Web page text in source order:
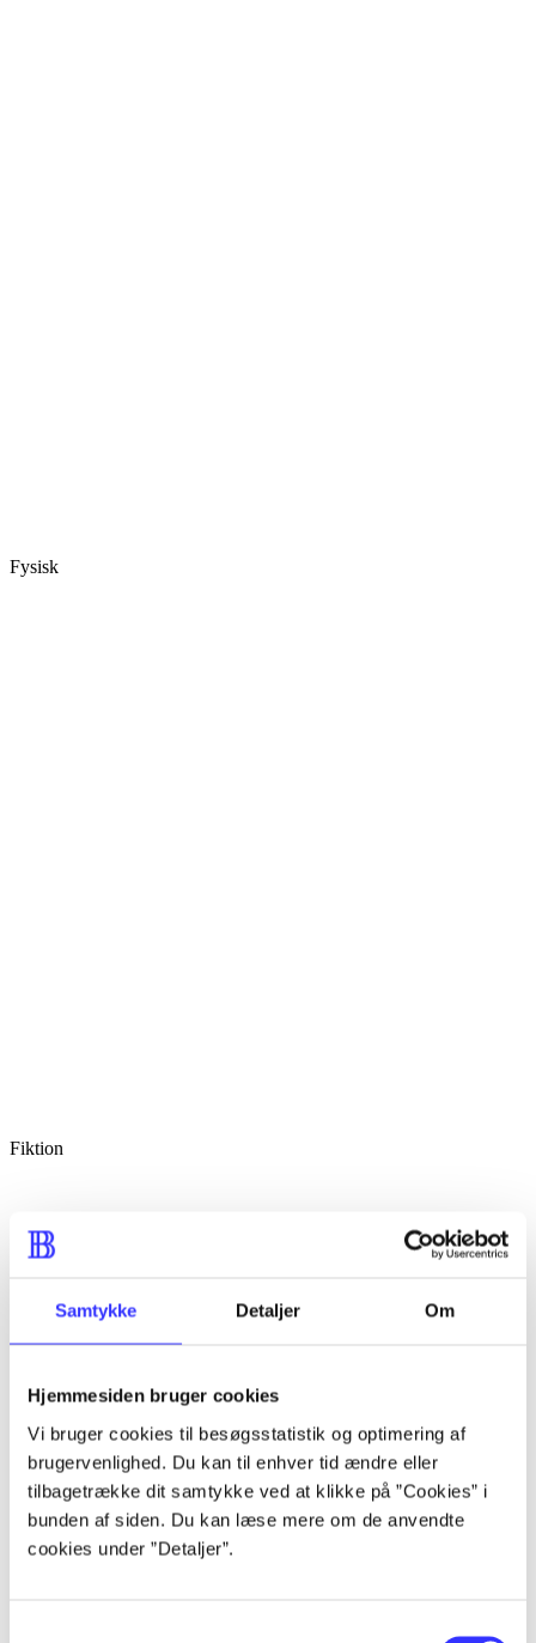
Samtykke Detaljer Om
Hjemmesiden bruger cookies
Vi bruger cookies til besøgsstatistik og optimering af
brugervenlighed. Du kan til enhver tid ændre eller
tilbagetrække dit samtykke ved at klikke på ”Cookies” i
bunden af siden. Du kan læse mere om de anvendte
cookies under ”Detaljer”.
Fysisk
Fiktion